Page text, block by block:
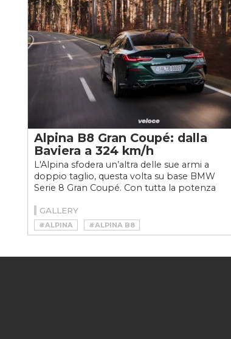
Alpina B8 Gran Coupé: dalla
Baviera a 324 km/h
L'Alpina sfodera un’altra delle sue armi a
doppio taglio, questa volta su base BMW
Serie 8 Gran Coupé. Con tutta la potenza
GALLERY
#ALPINA
#ALPINA B8
#ALPINA B8 GRAN COUPÈ
#BMW SERIE 8